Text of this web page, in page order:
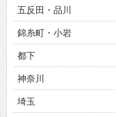
五反田・品川
錦糸町・小岩
都下
神奈川
埼玉